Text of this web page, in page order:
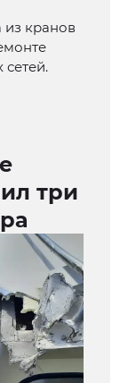
из кранов
три